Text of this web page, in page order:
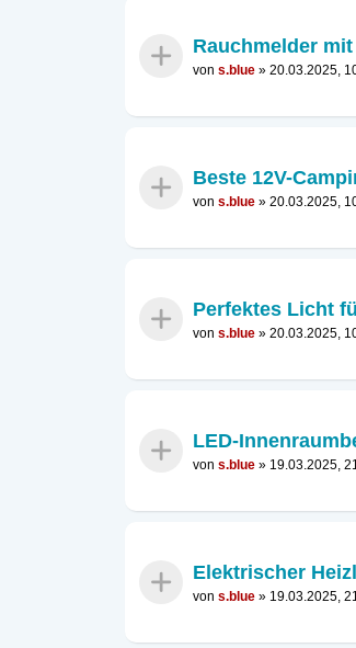
Rauchmelder
von s.blue » 20.03.2025,
Beste 12V-
von s.blue » 20.03.2025,
Perfektes Licht
von s.blue » 20.03.2025,
LED-
von s.blue » 19.03.2025,
Elektrischer
von s.blue » 19.03.2025,